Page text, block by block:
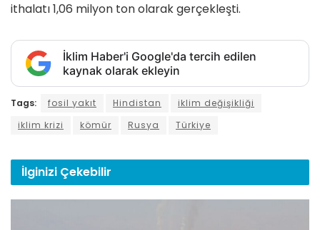
ithalatı 1,06 milyon ton olarak gerçekleşti.
İklim Haber'i Google'da tercih edilen
kaynak olarak ekleyin
Tags: fosil yakıt Hindistan
iklim değişikliği
iklim krizi
kömür Rusya Türkiye
İlginizi Çekebilir